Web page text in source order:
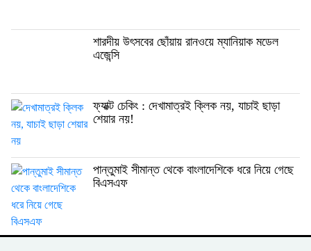
শারদীয় উৎসবের ছোঁয়ায় রানওয়ে ম্যানিয়াক মডেল
এজেন্সি
ফ্যাক্ট চেকিং : দেখামাত্রই ক্লিক নয়, যাচাই ছাড়া
শেয়ার নয়!
পান্তুমাই সীমান্ত থেকে বাংলাদেশিকে ধরে নিয়ে গেছে
বিএসএফ